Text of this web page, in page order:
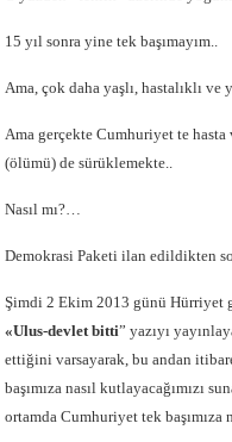
15 yıl sonra yine tek başımayım..
Ama, çok daha yaşlı, hastalıklı ve
Ama gerçekte Cumhuriyet te
(ölümü) de sürüklemekte..
Nasıl mı?…
Demokrasi Paketi ilan edildikten
Şimdi 2 Ekim 2013 günü Hürriyet
«Ulus-devlet bitti” yazıyı
ettiğini varsayarak, bu andan
başımıza nasıl kutlayacağımızı
ortamda Cumhuriyet tek